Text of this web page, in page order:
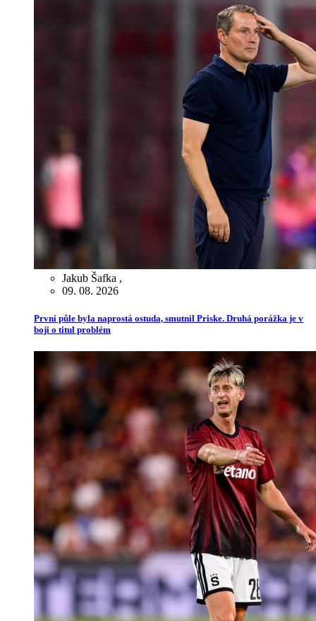
Jakub Šafka ,
09. 08. 2026
První půle byla naprostá ostuda, smutnil Priske. Druhá porážka je v
boji o titul problém